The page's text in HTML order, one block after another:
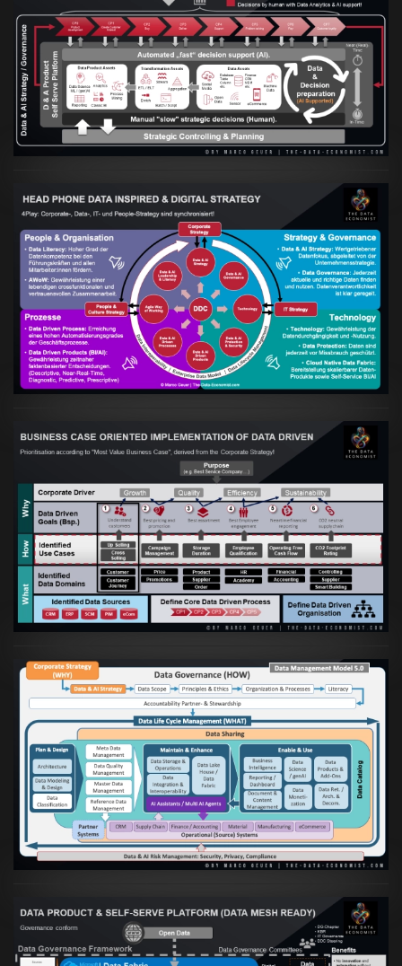
Artikel:Prozesse und Daten müssen Hand
in Hand gehen
VIEW
Artikel:Kennst Du schon die "Head Phone
Data Driven Strategy"?
VIEW
Artikel:
Business Case orientierte
Etablierung einer Data Driven Company
VIEW
Artikel:Die moderne Architektur für
Daten- und KI-orientierte Unternehmen
VIEW